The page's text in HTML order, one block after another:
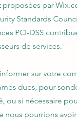
par
Standards
PCI-DSS
de services.
sur votre
dues, pour
ou si nécessaire
pourrions